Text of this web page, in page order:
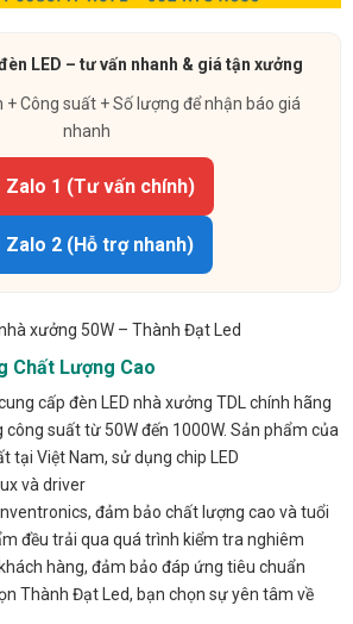
LED – tư vấn nhanh & giá tận xưởng
+ Công suất + Số lượng để nhận báo giá
nhanh
Zalo 1 (Tư vấn chính)
Zalo 2 (Hỗ trợ nhanh)
xưởng 50W – Thành Đạt Led
Chất Lượng Cao
cấp đèn LED nhà xưởng TDL chính hãng
công suất từ 50W đến 1000W. Sản phẩm của
tại Việt Nam, sử dụng chip LED
và driver
đảm bảo chất lượng cao và tuổi
đều trải qua quá trình kiểm tra nghiêm
hàng, đảm bảo đáp ứng tiêu chuẩn
Thành Đạt Led, bạn chọn sự yên tâm về